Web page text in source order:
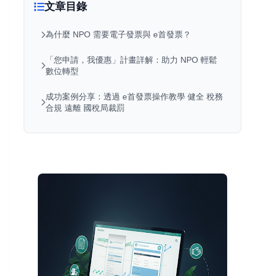
文章目錄
為什麼 NPO 需要電子發票與 e首發票？
「您申請，我優惠」計畫詳解：助力 NPO 輕鬆
數位轉型
成功案例分享：透過 e首發票操作教學 健全 稅務
合規 遠離 國稅局裁罰